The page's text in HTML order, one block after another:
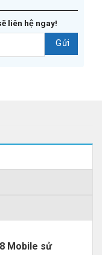
liên hệ ngay!
Mobile sử